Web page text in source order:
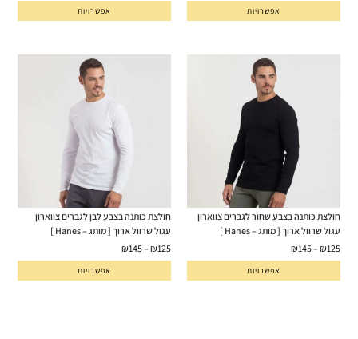
אפשרויות אפשרויות
חולצת כותנה בצבע שחור לגברים צווארון
עגול שרוול ארוך [ מותג – Hanes ]
₪125
–
₪145
אפשרויות
חולצת כותנה בצבע לבן לגברים צווארון
עגול שרוול ארוך [ מותג – Hanes ]
₪125
–
₪145
אפשרויות